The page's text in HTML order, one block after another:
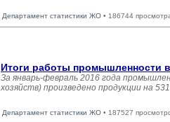
Департамент статистики ЖО • 186744
Итоги работы промышленности
За январь-февраль 2016 года
хозяйств) произведено продукции на
Департамент статистики ЖО • 187527